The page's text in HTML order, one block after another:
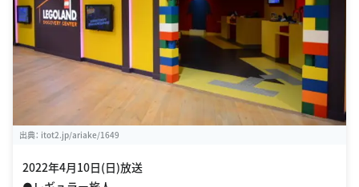
出典： itot2.jp/ariake/1649
2022年4月10日(日)放送